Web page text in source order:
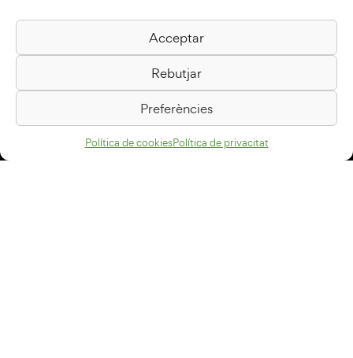
Acceptar
Rebutjar
Preferències
Política de cookiesPolítica de privacitat
Biblioteca Pilarin Bayés
Passeig de la Generalitat, 1
08500 Vic